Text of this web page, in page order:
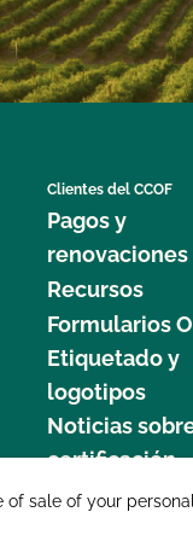
Clientes del CCOF
Pagos y
renovaciones
Recursos
Formularios
Etiquetado y
logotipos
Noticias
certificación
sale of your